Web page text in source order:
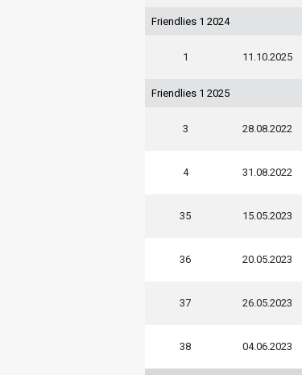
Friendlies 1 2024
1 11.10.2025
Friendlies 1 2025
3 28.08.2022
4 31.08.2022
35 15.05.2023
36 20.05.2023
37 26.05.2023
38 04.06.2023